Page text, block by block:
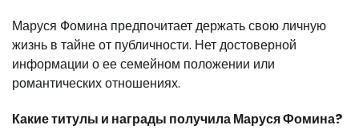
Маруся Фомина предпочитает держать свою личную
жизнь в тайне от публичности. Нет достоверной
информации о ее семейном положении или
романтических отношениях.
Какие титулы и награды получила Маруся Фомина?